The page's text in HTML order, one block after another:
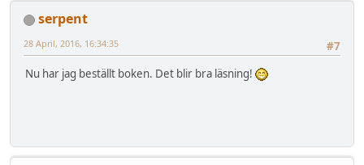
serpent
#7
28 April, 2016, 16:34:35
Nu har jag beställt boken. Det blir bra läsning!